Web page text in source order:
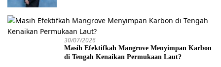
30/07/2026
Masih Efektifkah Mangrove Menyimpan Karbon
di Tengah Kenaikan Permukaan Laut?